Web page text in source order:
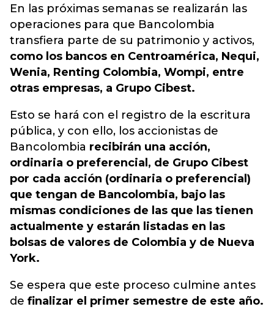
En las próximas semanas se realizarán las
operaciones para que Bancolombia
transfiera parte de su patrimonio y activos,
como los bancos en Centroamérica, Nequi,
Wenia, Renting Colombia, Wompi, entre
otras empresas, a Grupo Cibest.
Esto se hará con el registro de la escritura
pública, y con ello, los accionistas de
Bancolombia recibirán una acción,
ordinaria o preferencial, de Grupo Cibest
por cada acción (ordinaria o preferencial)
que tengan de Bancolombia, bajo las
mismas condiciones de las que las tienen
actualmente y estarán listadas en las
bolsas de valores de Colombia y de Nueva
York.
Se espera que este proceso culmine antes
de finalizar el primer semestre de este año.